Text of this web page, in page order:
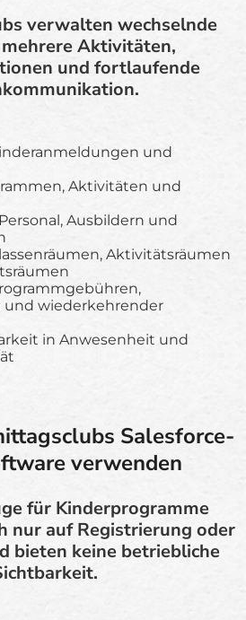
verwalten wechselnde
Aktivitäten,
und fortlaufende
und
Aktivitäten und
Ausbildern und
Aktivitätsräumen
wiederkehrender
in Anwesenheit und
Salesforce-
verwenden
für Kinderprogramme
nur auf Registrierung oder
bieten keine betriebliche